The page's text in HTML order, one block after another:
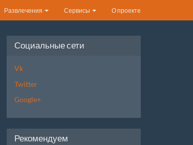
Развлечения Сервисы О проекте
Социальные сети
Vk
Twitter
Google+
Рекомендуем